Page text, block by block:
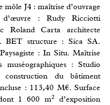
J4 : maîtrise d’ouvrage
: Rudy Ricciotti
Roland Carta architecte
BET structure : Sica SA.
: In Situ. Maîtrise
muséographiques : Studio
du bâtiment
: 113,40 M€. Surface
1 600 m2 d’exposition